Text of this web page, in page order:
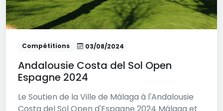
Compétitions 03/08/2024
Andalousie Costa del Sol Open
Espagne 2024
Le Soutien de la Ville de Málaga à l'Andalousie